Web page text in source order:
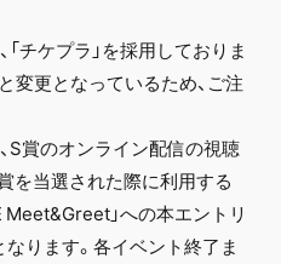
チケプラ」を採用しておりま
変更となっているため、ご注
S賞のオンライン配信の視聴
を当選された際に利用する
」への本エントリ
ります。各イベント終了ま